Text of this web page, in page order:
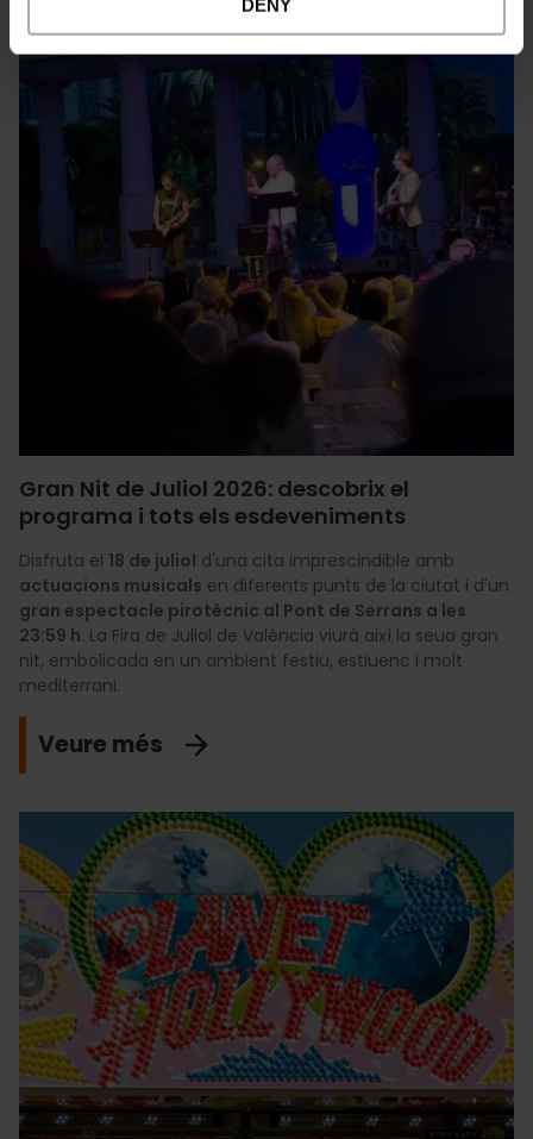
DENY
Gran Nit de Juliol 2026: descobrix el
programa i tots els esdeveniments
Disfruta el 18 de juliol d'una cita imprescindible amb
actuacions musicals en diferents punts de la ciutat i d'un
gran espectacle pirotècnic al Pont de Serrans a les
23:59 h. La Fira de Juliol de València viurà així la seua gran
nit, embolicada en un ambient festiu, estiuenc i molt
mediterrani.
Veure més